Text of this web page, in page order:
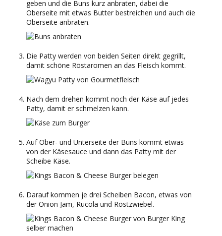
geben und die Buns kurz anbraten, dabei die
Oberseite mit etwas Butter bestreichen und auch die
Oberseite anbraten.
Die Patty werden von beiden Seiten direkt gegrillt,
damit schöne Röstaromen an das Fleisch kommt.
Nach dem drehen kommt noch der Käse auf jedes
Patty, damit er schmelzen kann.
Auf Ober- und Unterseite der Buns kommt etwas
von der Käsesauce und dann das Patty mit der
Scheibe Käse.
Darauf kommen je drei Scheiben Bacon, etwas von
der Onion Jam, Rucola und Röstzwiebel.